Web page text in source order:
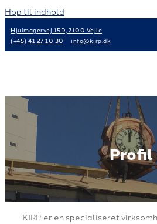
Hop til indhold
Hjulmagervej 15D, 7100 Vejle
(+45) 41 27 10 30
info@kirp.dk
Profil
KIRP er en specialiseret